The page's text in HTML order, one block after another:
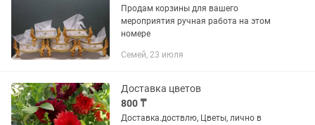
Продам корзины для вашего
мероприятия ручная работа на этом
номере
Семей, 23 июля
Доставка цветов
800 ₸
Доставка.доствлю, Цветы, лично в